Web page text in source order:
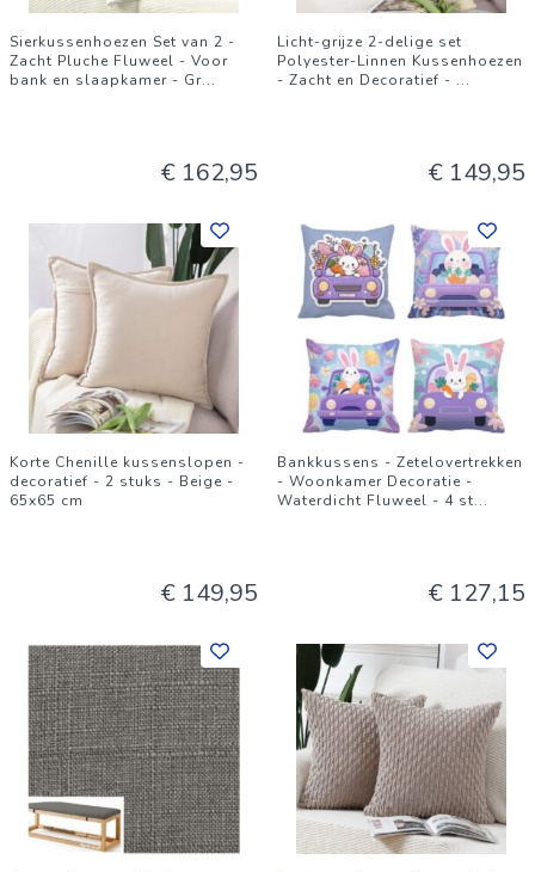
Sierkussenhoezen Set van 2 -
Zacht Pluche Fluweel - Voor
bank en slaapkamer - Gr...
€ 162,95
Licht-grijze 2-delige set
Polyester-Linnen Kussenhoezen
- Zacht en Decoratief - ...
€ 149,95
Korte Chenille kussenslopen -
decoratief - 2 stuks - Beige -
65x65 cm
€ 149,95
Bankkussens - Zetelovertrekken
- Woonkamer Decoratie -
Waterdicht Fluweel - 4 st...
€ 127,15